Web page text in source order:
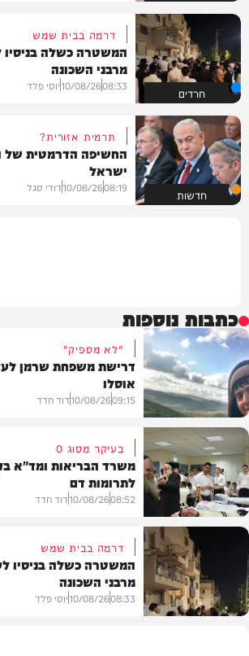
חרדים
דרמה בבית שמש
המשטרה כשלה
מרבני השכונה
08:33
10/08/26יוסי פלד
חדשות
תרמית אזורית?
החשיפה הדרמטית של
ישראל
08:19
10/08/26דודי סגל
כתבות נוספות
חדשות
"לא מספיק"
דרישת משפחת שרמן
אוסלו
09:15
10/08/26דוד חדד
חדשות
בעיקר מסוג O
משרד הבריאות ומד"א
לתרומות דם
08:52
10/08/26דוד חדד
דרמה בבית שמש
המשטרה כשלה בניסיו
מרבני השכונה
08:33
10/08/26יוסי פלד